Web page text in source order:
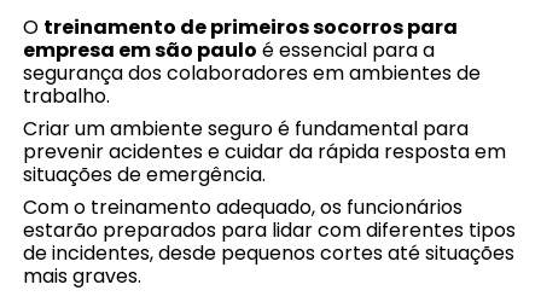
O treinamento de primeiros socorros para
empresa em são paulo é essencial para a
segurança dos colaboradores em ambientes de
trabalho.
Criar um ambiente seguro é fundamental para
prevenir acidentes e cuidar da rápida resposta em
situações de emergência.
Com o treinamento adequado, os funcionários
estarão preparados para lidar com diferentes tipos
de incidentes, desde pequenos cortes até situações
mais graves.